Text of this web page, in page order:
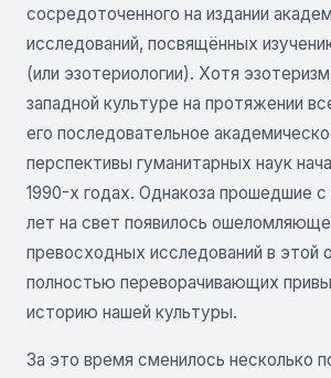
сосредоточенного на издании
исследований, посвящённых
(или эзотериологии). Хотя
западной культуре на протяжении
его последовательное
перспективы гуманитарных наук
1990-х годах. Однакоза прошедшие
лет на свет появилось
превосходных исследований в этой
полностью переворачивающих
историю нашей культуры.
За это время сменилось несколько